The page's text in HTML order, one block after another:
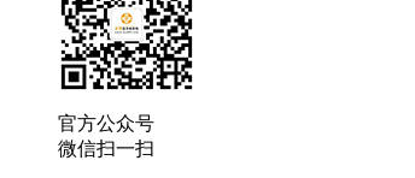
官方公众号
微信扫一扫